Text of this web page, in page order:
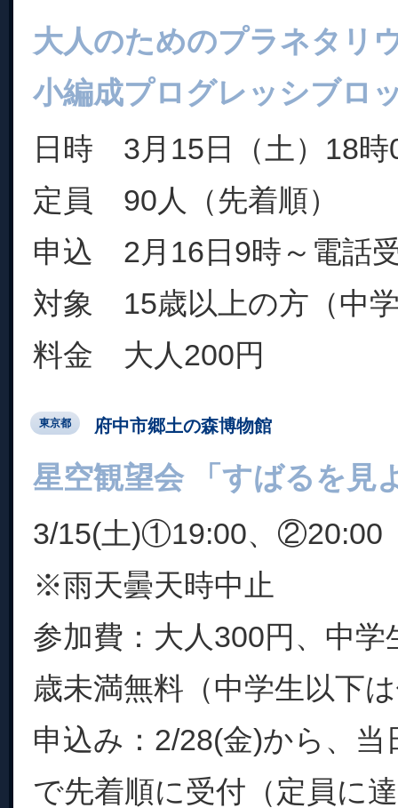
大人のためのプラネタリ
小編成プログレッシブロ
日時 3月15日（土）18時
定員 90人（先着順）
申込 2月16日9時～電話
対象 15歳以上の方（中
料金 大人200円
東京都 府中市郷土の森博物館
星空観望会 「すばるを見
3/15(土)①19:00、②20:00
※雨天曇天時中止
参加費：大人300円、中
歳未満無料（中学生以下
申込み：2/28(金)から、
で先着順に受付（定員に